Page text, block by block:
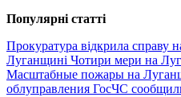
Популярнi статтi
Прокуратура відкрила справу
Луганщині Чотири мери на
Масштабные пожары на
облуправления ГосЧС